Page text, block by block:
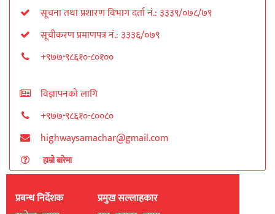
सूचना तथा प्रशारण विभाग दर्ता नं.: ३३३९/०७८/७९
सूचीकरण प्रमाणपत्र नं.: ३३३६/०७९
+९७७-९८६१०-८०१००
विज्ञापनको लागि
+९७७-९८६१०-८००८०
highwaysamachar@gmail.com
हाम्रो बारेमा
प्रबन्ध निर्देशक
प्रमुख सल्लाहकार